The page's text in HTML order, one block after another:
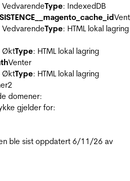
VedvarendeType: IndexedDB
VedvarendeType: HTML lokal lagring
ØktType: HTML lokal lagring
Venter
ØktType: HTML lokal lagring
2
domener:
gjelder for:
ble sist oppdatert 6/11/26 av